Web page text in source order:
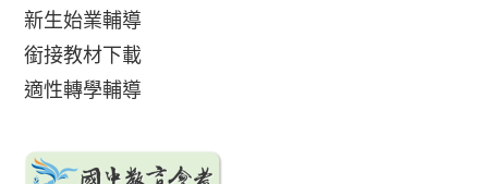
新生始業輔導
銜接教材下載
適性轉學輔導